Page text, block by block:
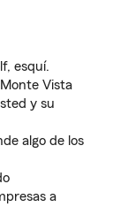
esquí.
Vista
y su
algo de los
a